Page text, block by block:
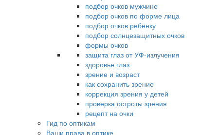
подбор очков мужчине
подбор очков по форме лица
подбор очков ребёнку
подбор солнцезащитных очков
формы очков
защита глаз от УФ-излучения
здоровье глаз
зрение и возраст
как сохранить зрение
коррекция зрения у детей
проверка остроты зрения
рецепт на очки
Гид по оптикам
Ваши права в оптике